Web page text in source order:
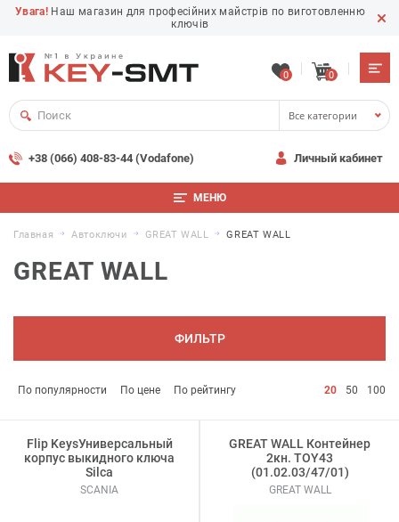
Увага! Наш магазин для професійних майстрів по виготовленню
ключів
0 0
Все категории
+38 (066) 408-83-44 (Vodafone) Личный кабинет
МЕНЮ
Главная Автоключи GREAT WALL GREAT WALL
GREAT WALL
ФИЛЬТР
По популярности По цене По рейтингу 20 50 100
Flip KeysУниверсальный
корпус выкидного ключа
Silca
SCANIA
GREAT WALL Контейнер
2кн. TOY43
(01.02.03/47/01)
GREAT WALL